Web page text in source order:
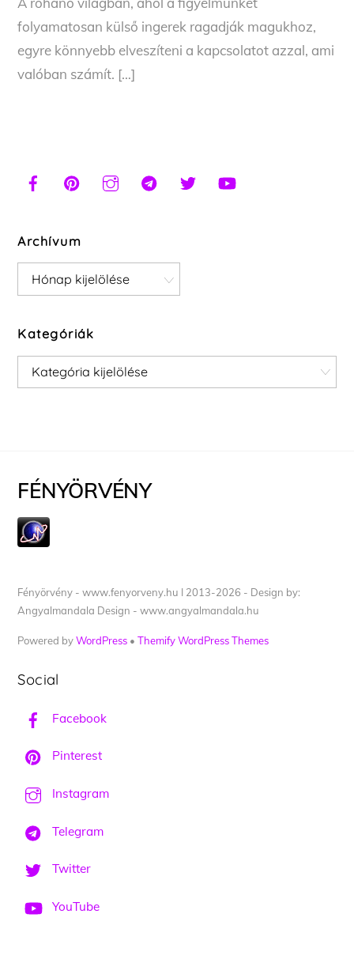
folyamatosan külső ingerek ragadják magukhoz,
egyre könnyebb elveszíteni a kapcsolatot azzal, ami
valóban számít. […]
Archívum
Archívum
Kategóriák
Kategóriák
FÉNYÖRVÉNY
Fényörvény - www.fenyorveny.hu I 2013-2026 - Design by:
Angyalmandala Design - www.angyalmandala.hu
Powered byWordPress •Themify WordPress Themes
Social
Facebook
Pinterest
Instagram
Telegram
Twitter
YouTube